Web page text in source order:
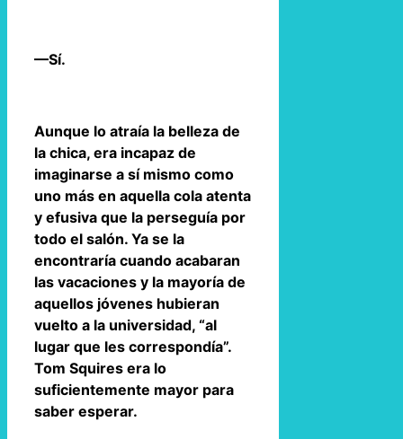
—Sí.
Aunque lo atraía la belleza de
la chica, era incapaz de
imaginarse a sí mismo como
uno más en aquella cola atenta
y efusiva que la perseguía por
todo el salón. Ya se la
encontraría cuando acabaran
las vacaciones y la mayoría de
aquellos jóvenes hubieran
vuelto a la universidad, “al
lugar que les correspondía”.
Tom Squires era lo
suficientemente mayor para
saber esperar.